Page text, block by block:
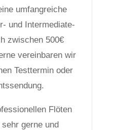
umfangreiche
und Intermediate-
zwischen 500€
vereinbaren wir
Testtermin oder
Flöten
gerne und